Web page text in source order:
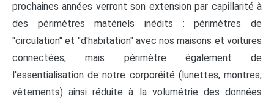
prochaines années verront son extension par capillarité à
des périmètres matériels inédits : périmètres de
"circulation" et "d'habitation" avec nos maisons et voitures
connectées, mais périmètre également de
l'essentialisation de notre corporéité (lunettes, montres,
vêtements) ainsi réduite à la volumétrie des données